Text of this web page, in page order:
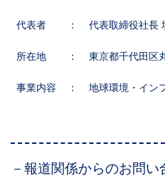
代表者 ： 代表取締役社長
所在地 ： 東京都千代田区
事業内容 ： 地球環境・イン
－報道関係からのお問い